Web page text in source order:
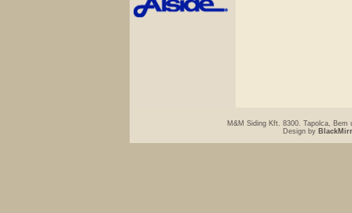
M&M Siding Kft. 8300. Tapolca,
Design by